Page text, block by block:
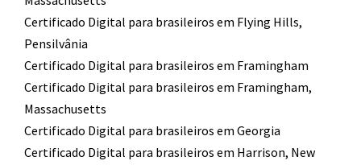
Certificado Digital para brasileiros em Flying Hills,
Pensilvânia
Certificado Digital para brasileiros em Framingham
Certificado Digital para brasileiros em Framingham,
Massachusetts
Certificado Digital para brasileiros em Georgia
Certificado Digital para brasileiros em Harrison, New